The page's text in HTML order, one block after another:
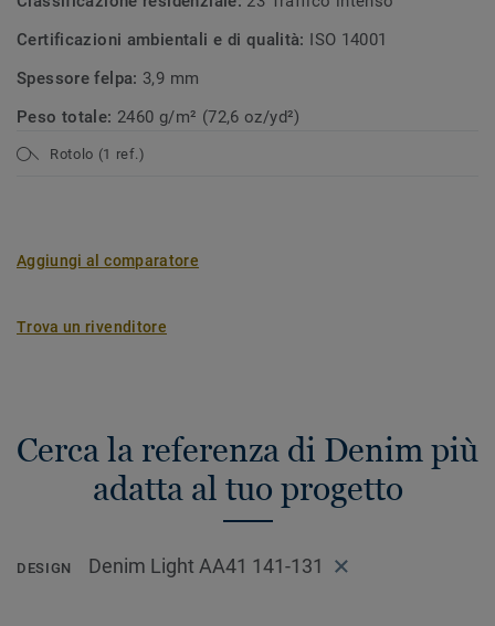
Certificazioni ambientali e di qualità: ISO 14001
Spessore felpa: 3,9 mm
Peso totale: 2460 g/m² (72,6 oz/yd²)
Rotolo (1 ref.)
Aggiungi al comparatore
Trova un rivenditore
Cerca la referenza di Denim più
adatta al tuo progetto
DESIGN Denim Light AA41 141-131